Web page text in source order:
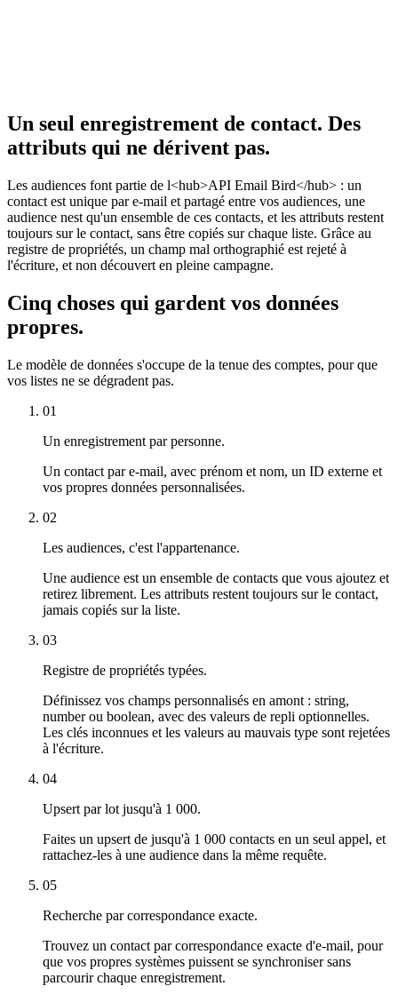
Un seul enregistrement de contact. Des
attributs qui ne dérivent pas.
Les audiences font partie de l<hub>API Email Bird</hub> : un
contact est unique par e-mail et partagé entre vos audiences, une
audience nest qu'un ensemble de ces contacts, et les attributs restent
toujours sur le contact, sans être copiés sur chaque liste. Grâce au
registre de propriétés, un champ mal orthographié est rejeté à
l'écriture, et non découvert en pleine campagne.
Cinq choses qui gardent vos données
propres.
Le modèle de données s'occupe de la tenue des comptes, pour que
vos listes ne se dégradent pas.
01
Un enregistrement par personne.
Un contact par e-mail, avec prénom et nom, un ID externe et
vos propres données personnalisées.
02
Les audiences, c'est l'appartenance.
Une audience est un ensemble de contacts que vous ajoutez et
retirez librement. Les attributs restent toujours sur le contact,
jamais copiés sur la liste.
03
Registre de propriétés typées.
Définissez vos champs personnalisés en amont : string,
number ou boolean, avec des valeurs de repli optionnelles.
Les clés inconnues et les valeurs au mauvais type sont rejetées
à l'écriture.
04
Upsert par lot jusqu'à 1 000.
Faites un upsert de jusqu'à 1 000 contacts en un seul appel, et
rattachez-les à une audience dans la même requête.
05
Recherche par correspondance exacte.
Trouvez un contact par correspondance exacte d'e-mail, pour
que vos propres systèmes puissent se synchroniser sans
parcourir chaque enregistrement.